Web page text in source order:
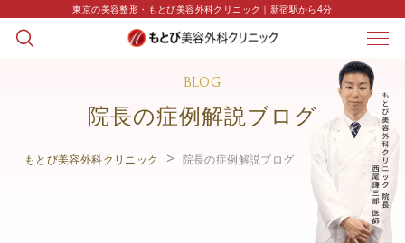
東京の美容整形・もとび美容外科クリニック｜新宿駅から4分
BLOG
院長の症例解説ブログ
もとび美容外科クリニック 院長の症例解説ブログ